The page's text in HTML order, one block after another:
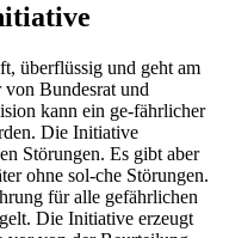
überflüssig und geht am
Bundesrat und
kann ein ge-fährlicher
Die Initiative
Störungen. Es gibt aber
ohne sol-che Störungen.
für alle gefährlichen
Die Initiative erzeugt